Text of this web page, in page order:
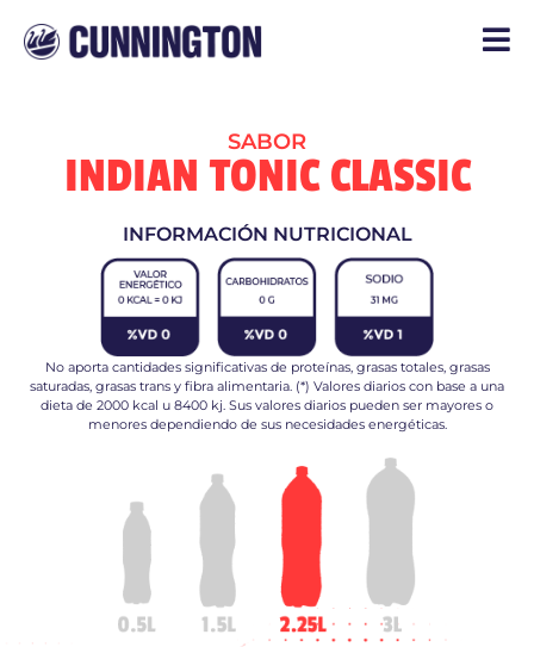
SABOR
INDIAN TONIC CLASSIC
INFORMACIÓN NUTRICIONAL
No aporta cantidades significativas de proteínas, grasas totales, grasas
saturadas, grasas trans y fibra alimentaria. (*) Valores diarios con base a una
dieta de 2000 kcal u 8400 kj. Sus valores diarios pueden ser mayores o
menores dependiendo de sus necesidades energéticas.